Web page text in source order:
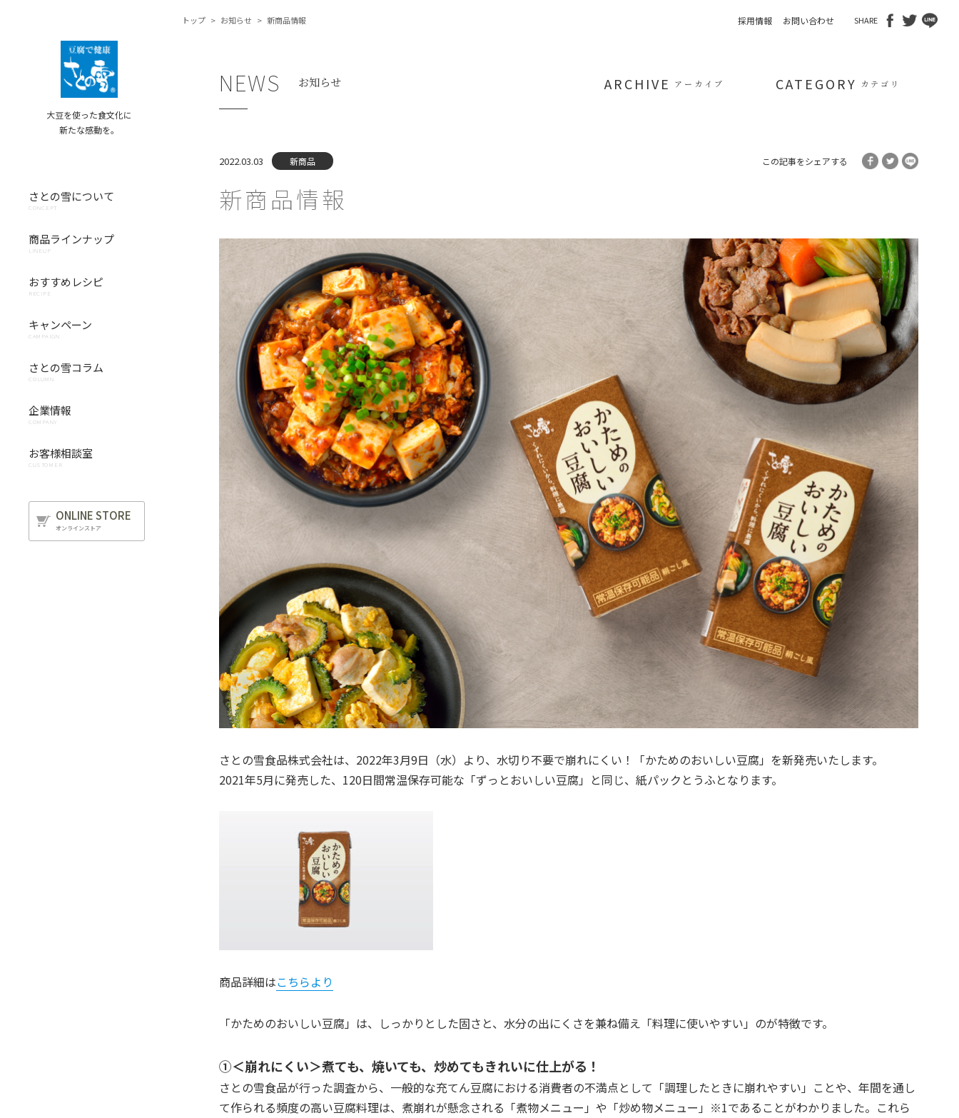
大豆を使った食文化に
新たな感動を。
さとの雪について
CONCEPT
商品ラインナップ
LINEUP
おすすめレシピ
RECIPE
キャンペーン
CAMPAIGN
さとの雪コラム
COLUMN
企業情報
COMPANY
お客様相談室
CUSTOMER
ONLINE STORE
オンラインストア
トップ > お知らせ > 新商品情報 採用情報 お問い合わせ SHARE
NEWS お知らせ ARCHIVE アーカイブ CATEGORY カテゴリ
2022.03.03 新商品 この記事をシェアする
新商品情報
さとの雪食品株式会社は、2022年3月9日（水）より、水切り不要で崩れにくい！「かためのおいしい豆腐」を新発売いたします。
2021年5月に発売した、120日間常温保存可能な「ずっとおいしい豆腐」と同じ、紙パックとうふとなります。
商品詳細はこちらより
「かためのおいしい豆腐」は、しっかりとした固さと、水分の出にくさを兼ね備え「料理に使いやすい」のが特徴です。
①＜崩れにくい＞煮ても、焼いても、炒めてもきれいに仕上がる！
さとの雪食品が行った調査から、一般的な充てん豆腐における消費者の不満点として「調理したときに崩れやすい」ことや、年間を通し
て作られる頻度の高い豆腐料理は、煮崩れが懸念される「煮物メニュー」や「炒め物メニュー」※1であることがわかりました。これら